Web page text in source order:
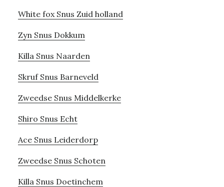
White fox Snus Zuid holland
Zyn Snus Dokkum
Killa Snus Naarden
Skruf Snus Barneveld
Zweedse Snus Middelkerke
Shiro Snus Echt
Ace Snus Leiderdorp
Zweedse Snus Schoten
Killa Snus Doetinchem